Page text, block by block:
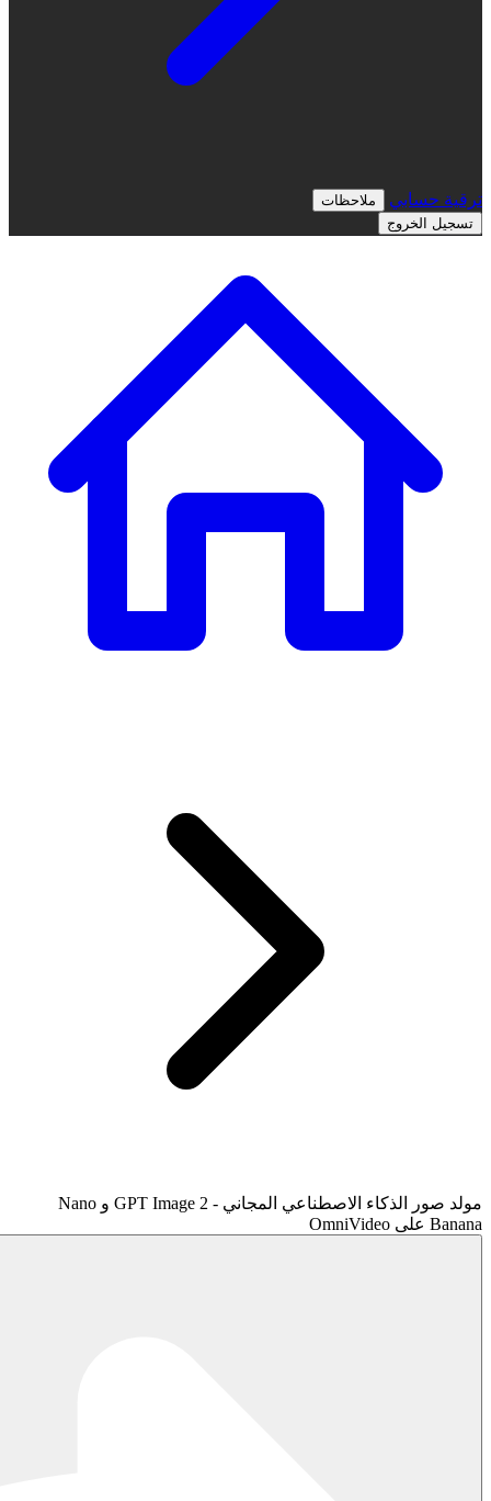
ترقية حسابي
ملاحظات
تسجيل الخروج
مولد صور الذكاء الاصطناعي المجاني - GPT Image 2 و Nano
Banana على OmniVideo